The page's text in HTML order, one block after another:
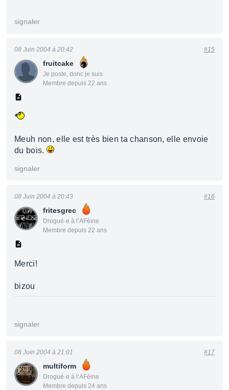
signaler
fruitcake
Je poste, donc je suis
Membre depuis 22 ans
08 Juin 2004 à 20:42 #15
Meuh non, elle est très bien ta chanson, elle envoie
du bois.
signaler
fritesgrec
Drogué·e à l’AFéine
Membre depuis 22 ans
08 Juin 2004 à 20:43 #16
Merci!
bizou
signaler
multiform
Drogué·e à l’AFéine
Membre depuis 24 ans
08 Juin 2004 à 21:01 #17